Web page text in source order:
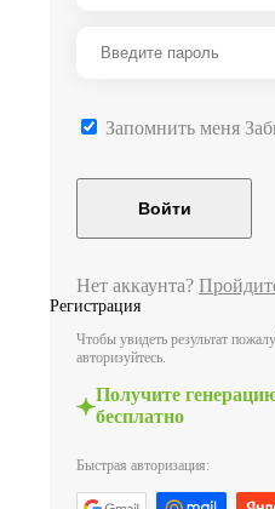
Запомнить меня
Нет аккаунта?
Регистрация
Чтобы увидеть результат
авторизуйтесь.
Получите
бесплатно
Быстрая авторизация: